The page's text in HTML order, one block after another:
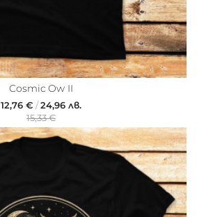
Cosmic Ow II
12,76 € /24,96 лв.
15,33 €